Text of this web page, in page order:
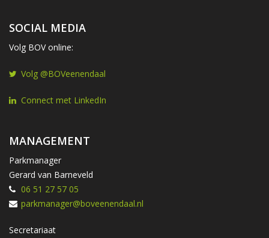
SOCIAL MEDIA
Volg BOV online:
Volg @BOVeenendaal
Connect met LinkedIn
MANAGEMENT
Parkmanager
Gerard van Barneveld
06 51 27 57 05
parkmanager@boveenendaal.nl
Secretariaat